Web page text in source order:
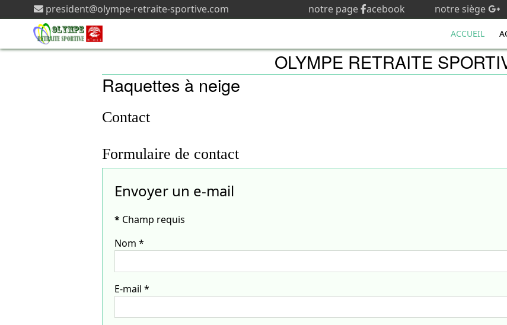
president@olympe-retraite-sportive.com notre page acebook notre siège
ACCUEIL
Raquettes à neige
Contact
Formulaire de contact
Envoyer un e-mail
* Champ requis
Nom *
E-mail *